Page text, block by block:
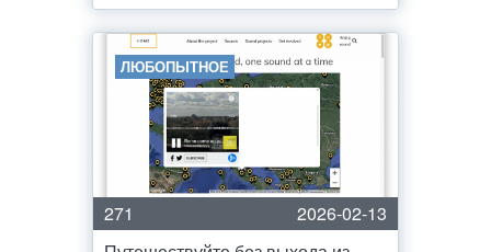
ЛЮБОПЫТНОЕ
271
2026-02-13